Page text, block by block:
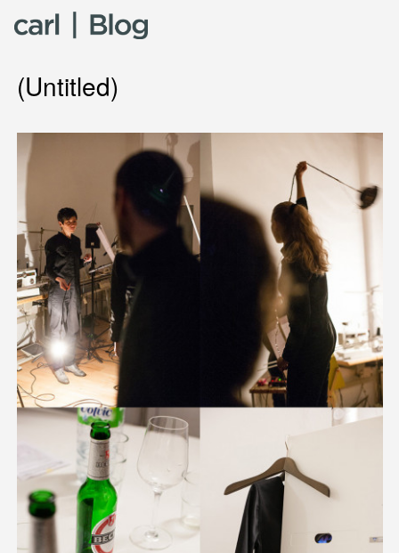
Skip to content
(Untitled)